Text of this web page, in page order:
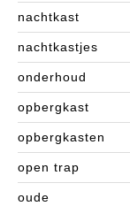
nachtkast
nachtkastjes
onderhoud
opbergkast
opbergkasten
open trap
oude